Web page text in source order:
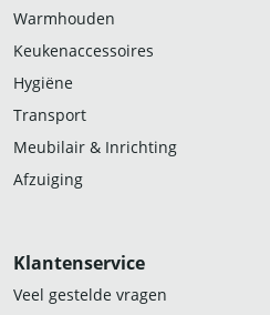
Warmhouden
Keukenaccessoires
Hygiëne
Transport
Meubilair & Inrichting
Afzuiging
Klantenservice
Veel gestelde vragen